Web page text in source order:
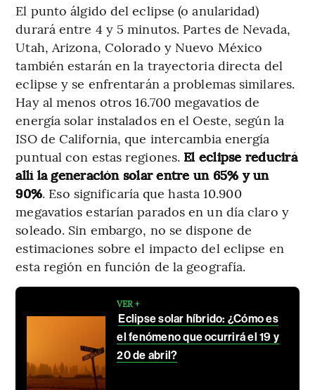
El punto álgido del eclipse (o anularidad)
durará entre 4 y 5 minutos. Partes de Nevada,
Utah, Arizona, Colorado y Nuevo México
también estarán en la trayectoria directa del
eclipse y se enfrentarán a problemas similares.
Hay al menos otros 16.700 megavatios de
energía solar instalados en el Oeste, según la
ISO de California, que intercambia energía
puntual con estas regiones. El eclipse reducirá
allí la generación solar entre un 65% y un
90%. Eso significaría que hasta 10.900
megavatios estarían parados en un día claro y
soleado. Sin embargo, no se dispone de
estimaciones sobre el impacto del eclipse en
esta región en función de la geografía.
VER +
Eclipse solar híbrido: ¿Cómo es
el fenómeno que ocurrirá el 19 y
20 de abril?